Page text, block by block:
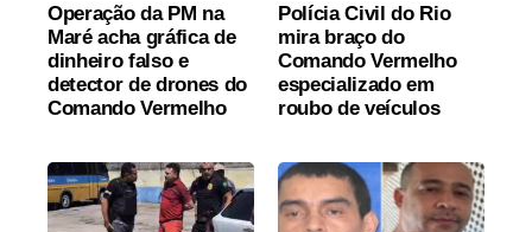
Operação da PM na
Maré acha gráfica de
dinheiro falso e
detector de drones do
Comando Vermelho
Polícia Civil do Rio
mira braço do
Comando Vermelho
especializado em
roubo de veículos